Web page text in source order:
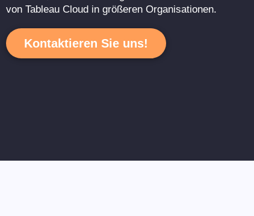
von Tableau Cloud in größeren Organisationen.
Kontaktieren Sie uns!